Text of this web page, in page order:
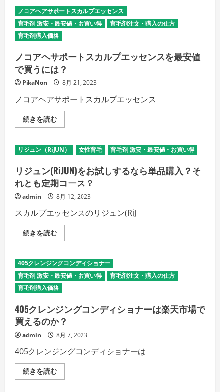
ル、
ブ
ブ
カ、
チ
ャ
プ
ア
ッ
プ、
ポ
リ
ピ
ュ
を
比
す
る！
の
細
を
ご
覧
く
さ
い
ラ
ン
テ
ル・
お
買
得
育
毛
剤
比
ラ
ン
キ
ン
最
安
格
安、
激
安、
割
引
極
て
お
得
入
す
る
の
詳
細
ご
覧
く
だ
さ
ノコアヘアサポートスカルプエッセンス
育毛剤 激安・最安値・お買い得
育毛剤注文・購入の仕方
育毛剤購入価格
ノコアヘサポートスカルプエッセンスを最安値
で買うには？
PikaNon 8月 21, 2023
ノコアヘアサポートスカルプエッセンス
続きを読むノ
コ
サ
ポ
ト
ス
カ
ル
プ
エ
セ
ス
を
最
で
買
う
に
は？
詳
細
を
ご
覧
く
さ
リジュン（RiJUN） 女性育毛 育毛剤 激安・最安値・お買い得
リジュン(RiJUN)をお試しするなら単品購入？そ
れとも定期コース？
admin 8月 12, 2023
スカルプエッセンスのリジュン(RiJ
続きを読むリ
ジ
(RiJUN)
を
お
試
し
す
な
ら
単
購
そ
れ
と
も
405クレンジングコンディショナー
育毛剤 激安・最安値・お買い得
育毛剤注文・購入の仕方
育毛剤購入価格
405クレンジングコンディショナーは楽天市場で
買えるのか？
admin 8月 7, 2023
405クレンジングコンディショナーは
続きを読む405
ク